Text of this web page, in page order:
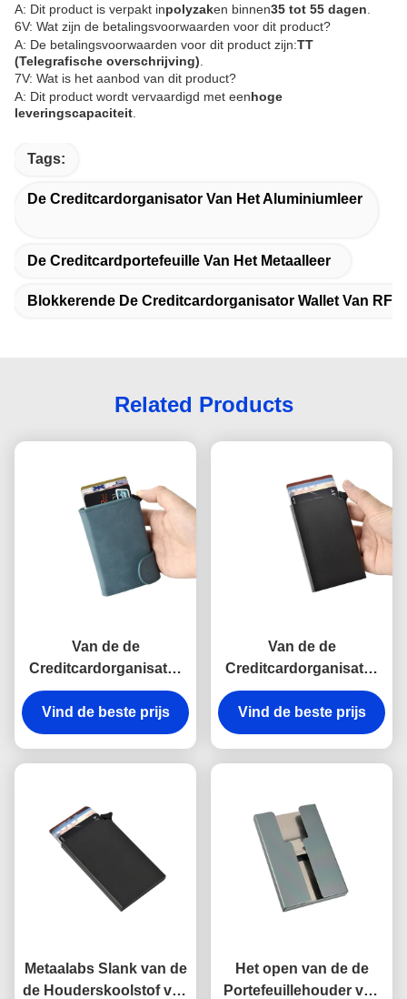
A: Dit product is verpakt inpolyzaken binnen35 tot 55 dagen
6V: Wat zijn de betalingsvoorwaarden voor dit product?
A: De betalingsvoorwaarden voor dit product zijn:TT
(Telegrafische overschrijving)
7V: Wat is het aanbod van dit product?
A: Dit product wordt vervaardigd met eenhoge
leveringscapaciteit
Tags:
De Creditcardorganisator Van Het Aluminiumleer
De Creditcardportefeuille Van Het Metaalleer
Blokkerende De Creditcardorganisator Wallet Van RFID
Related Products
Van de de
Creditcardorganisator
van RFID Aluminium
van de het Leer het
UVdruk van Wallet
Vind de beste prijs
Van de de
Creditcardorganisator
van de Mensen van de
geldklem de Rechthoek
van Wallet Holder Metal
Vind de beste prijs
Metaalabs Slank van de
de Houderskoolstof van
Het open van de de
Portefeuillehouder van